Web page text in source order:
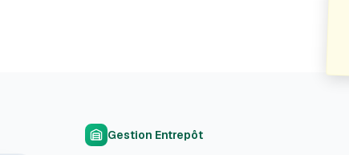
Gestion Entrepôt